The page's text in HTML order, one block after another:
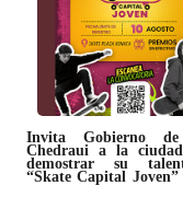
Invita Gobierno de
Chedraui a la
demostrar su
“Skate Capital Joven”